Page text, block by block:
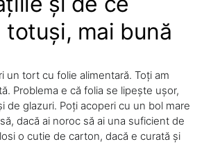
totuși, mai bună
un tort cu folie alimentară. Toți am
Problema e că folia se lipește ușor,
de glazuri. Poți acoperi cu un bol mare
dacă ai noroc să ai una suficient de
o cutie de carton, dacă e curată și